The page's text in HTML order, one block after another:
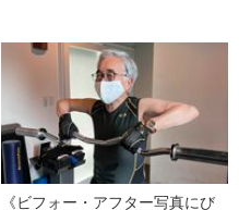
《ビフォー・アフター写真にび